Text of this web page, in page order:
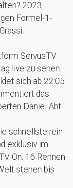
2023
Formel-1-
ServusTV
live zu sehen.
sich ab 22:05
das
Daniel Abt.
schnellste rein
exklusiv im
On. 16 Rennen
stehen bis